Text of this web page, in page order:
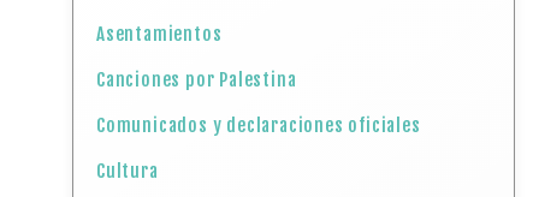
Asentamientos
Canciones por Palestina
Comunicados y declaraciones oficiales
Cultura